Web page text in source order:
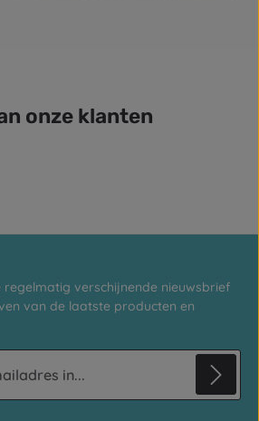
onze klanten
verschijnende nieuwsbrief
van de laatste producten en